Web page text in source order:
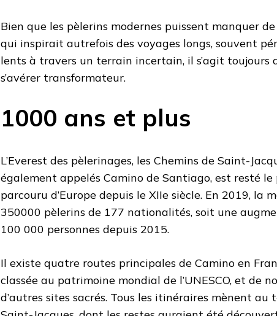
Bien que les pèlerins modernes puissent manquer
qui inspirait autrefois des voyages longs, souvent
lents à travers un terrain incertain, il s’agit toujours
s’avérer transformateur.
1000 ans et plus
L’Everest des pèlerinages, les Chemins de Saint-
également appelés Camino de Santiago, est resté
parcouru d’Europe depuis le XIIe siècle. En 2019, la
350000 pèlerins de 177 nationalités, soit une
100 000 personnes depuis 2015.
Il existe quatre routes principales de Camino en
classée au patrimoine mondial de l’UNESCO, et de
d’autres sites sacrés. Tous les itinéraires mènent au